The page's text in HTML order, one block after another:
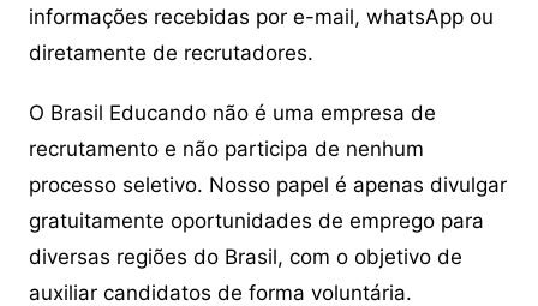
informações recebidas por e-mail, whatsApp ou
diretamente de recrutadores.
O Brasil Educando não é uma empresa de
recrutamento e não participa de nenhum
processo seletivo. Nosso papel é apenas divulgar
gratuitamente oportunidades de emprego para
diversas regiões do Brasil, com o objetivo de
auxiliar candidatos de forma voluntária.